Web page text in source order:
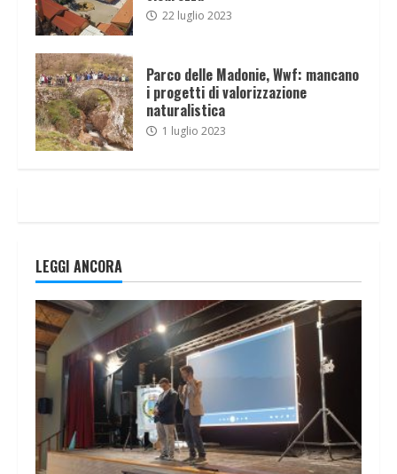
22 luglio 2023
Parco delle Madonie, Wwf: mancano
i progetti di valorizzazione
naturalistica
1 luglio 2023
LEGGI ANCORA